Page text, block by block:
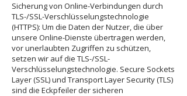
Sicherung von Online-Verbindungen durch
TLS-/SSL-Verschlüsselungstechnologie
(HTTPS): Um die Daten der Nutzer, die über
unsere Online-Dienste übertragen werden,
vor unerlaubten Zugriffen zu schützen,
setzen wir auf die TLS-/SSL-
Verschlüsselungstechnologie. Secure Sockets
Layer (SSL) und Transport Layer Security (TLS)
sind die Eckpfeiler der sicheren